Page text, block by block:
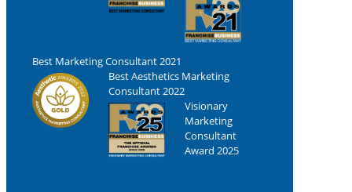
Best Marketing Consultant 2021
Best Aesthetics Marketing
Consultant 2022
Visionary
Marketing
Consultant
Award 2025